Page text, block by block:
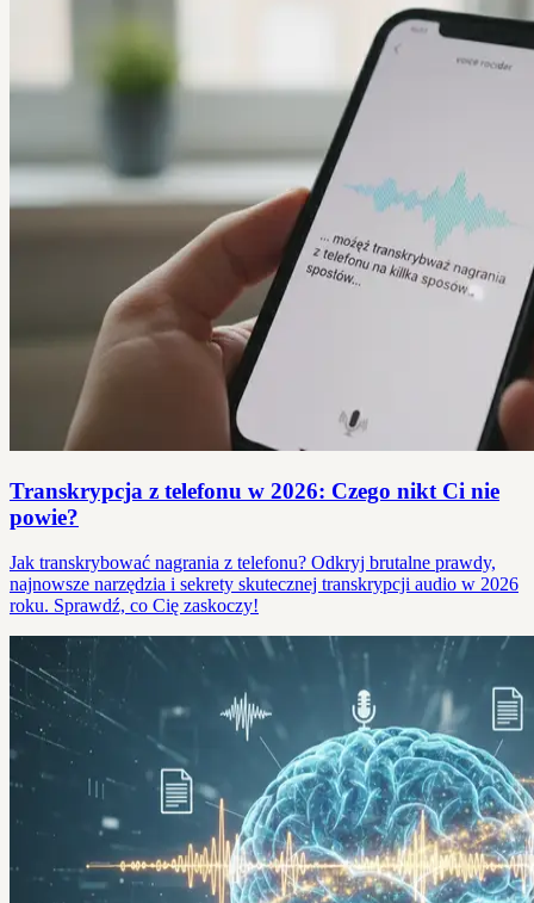
Transkrypcja z telefonu w 2026: Czego nikt Ci nie
powie?
Jak transkrybować nagrania z telefonu? Odkryj brutalne prawdy,
najnowsze narzędzia i sekrety skutecznej transkrypcji audio w 2026
roku. Sprawdź, co Cię zaskoczy!